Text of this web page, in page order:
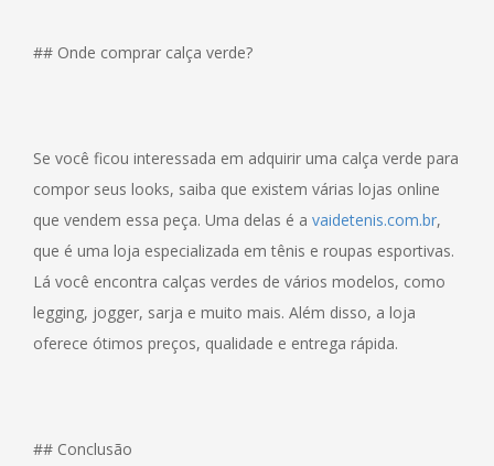
## Onde comprar calça verde?
Se você ficou interessada em adquirir uma calça verde para
compor seus looks, saiba que existem várias lojas online
que vendem essa peça. Uma delas é a vaidetenis.com.br,
que é uma loja especializada em tênis e roupas esportivas.
Lá você encontra calças verdes de vários modelos, como
legging, jogger, sarja e muito mais. Além disso, a loja
oferece ótimos preços, qualidade e entrega rápida.
## Conclusão